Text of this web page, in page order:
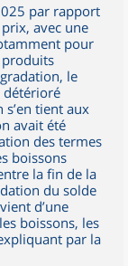
par rapport
avec une
pour
produits
le
détérioré
tient aux
avait été
des termes
boissons
la fin de la
du solde
d’une
boissons, les
par la